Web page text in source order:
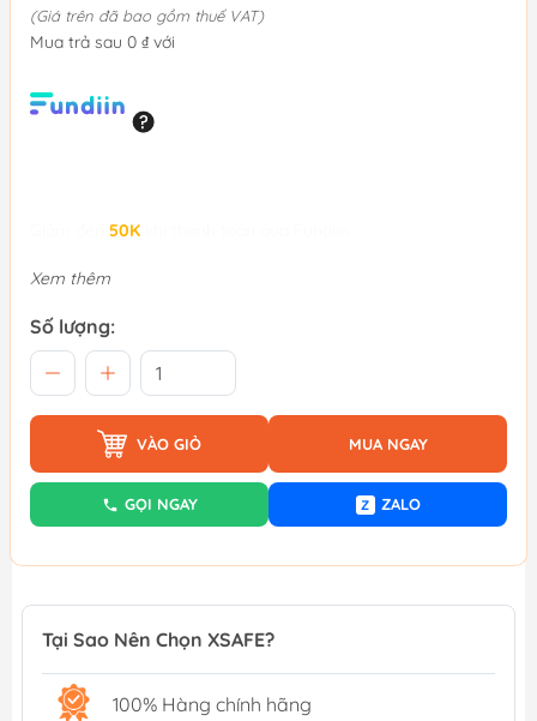
(Giá trên đã bao gồm thuế VAT)
Mua trả sau 0 ₫ với
50K
Xem thêm
Số lượng:
VÀO GIỎ MUA NGAY
GỌI NGAY Z ZALO
Tại Sao Nên Chọn XSAFE?
100% Hàng chính hãng